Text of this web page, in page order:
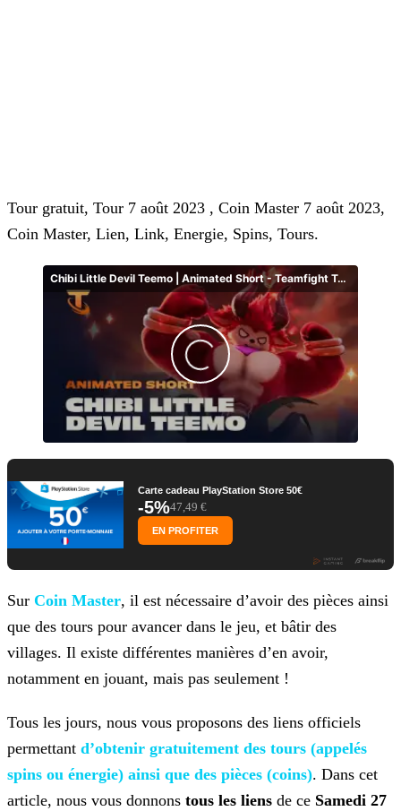
Tour gratuit, Tour 7 août 2023 , Coin Master 7 août 2023,
Coin Master, Lien, Link, Energie, Spins, Tours.
Carte cadeau PlayStation Store 50€
-5%47,49 €
EN PROFITER
Sur Coin Master, il est nécessaire d’avoir des pièces ainsi
que des tours pour avancer dans le jeu, et bâtir des
villages. Il existe différentes manières d’en avoir,
notamment en jouant, mais pas seulement !
Tous les jours, nous vous proposons des liens officiels
permettant d’obtenir gratuitement des tours (appelés
spins ou énergie) ainsi que des pièces (coins). Dans cet
article, nous vous donnons tous les liens de ce Samedi 27